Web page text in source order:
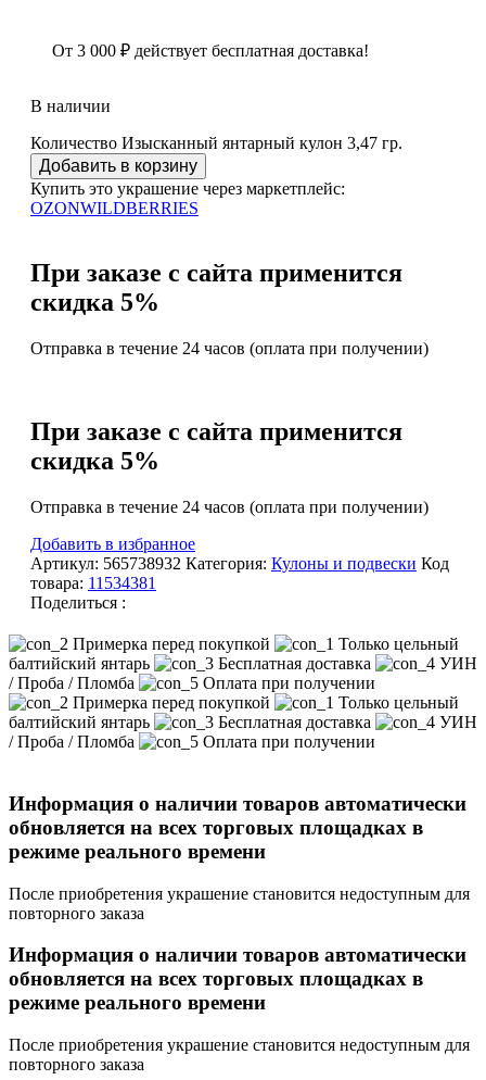
От 3 000 ₽ действует бесплатная доставка!
В наличии
Количество Изысканный янтарный кулон 3,47 гр.
Добавить в корзину
Купить это украшение через маркетплейс:
OZONWILDBERRIES
При заказе с сайта применится
скидка 5%
Отправка в течение 24 часов (оплата при получении)
При заказе с сайта применится
скидка 5%
Отправка в течение 24 часов (оплата при получении)
Добавить в избранное
Артикул: 565738932 Категория: Кулоны и подвески Код
товара: 11534381
Поделиться :
Примерка перед покупкой
Только цельный
балтийский янтарь
Бесплатная доставка
УИН
/ Проба / Пломба
Оплата при получении
Примерка перед покупкой
Только цельный
балтийский янтарь
Бесплатная доставка
УИН
/ Проба / Пломба
Оплата при получении
Информация о наличии товаров автоматически
обновляется на всех торговых площадках в
режиме реального времени
После приобретения украшение становится недоступным для
повторного заказа
Информация о наличии товаров автоматически
обновляется на всех торговых площадках в
режиме реального времени
После приобретения украшение становится недоступным для
повторного заказа